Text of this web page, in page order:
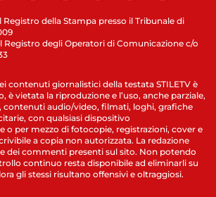
Registro della Stampa presso il Tribunale di
Registro degli Operatori di Comunicazione c/o
contenuti giornalistici della testata STILETV è
è vietata la riproduzione e l’uso, anche parziale,
contenuti audio/video, filmati, loghi, grafiche
con qualsiasi dispositivo
o per mezzo di fotocopie, registrazioni, cover e
a copia non autorizzata. La redazione
dei commenti presenti sul sito. Non potendo
continuo resta disponibile ad eliminarli su
gli stessi risultano offensivi e oltraggiosi.